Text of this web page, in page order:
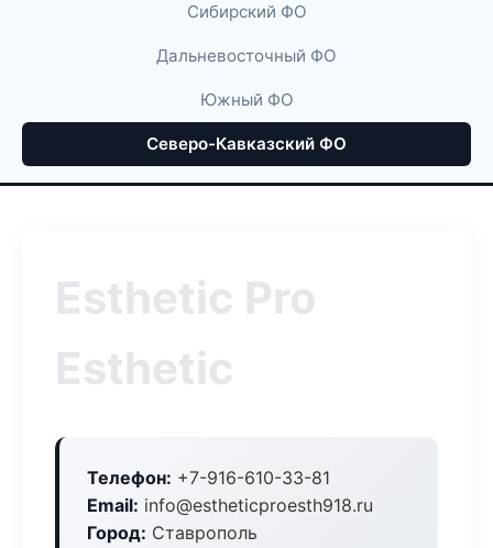
Сибирский ФО
Дальневосточный ФО
Южный ФО
Северо-Кавказский ФО
Esthetic Pro
Esthetic
Телефон: +7-916-610-33-81
Email: info@estheticproesth918.ru
Город: Ставрополь